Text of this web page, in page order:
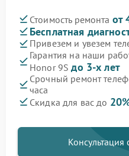
Стоимость ремонта от
Бесплатная
Привезем и увезем
Гарантия на наши
Honor 9Sдо 3-х лет
Срочный ремонт
часа
Скидка для вас до
Консультация